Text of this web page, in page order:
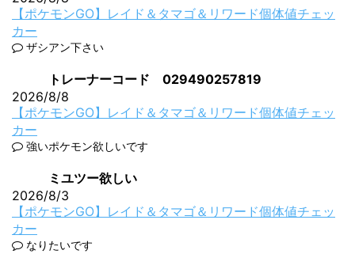
【ポケモンGO】レイド＆タマゴ＆リワード個体値チェッ
カー
ザシアン下さい
トレーナーコード 029490257819
2026/8/8
【ポケモンGO】レイド＆タマゴ＆リワード個体値チェッ
カー
強いポケモン欲しいです
ミユツー欲しい
2026/8/3
【ポケモンGO】レイド＆タマゴ＆リワード個体値チェッ
カー
なりたいです